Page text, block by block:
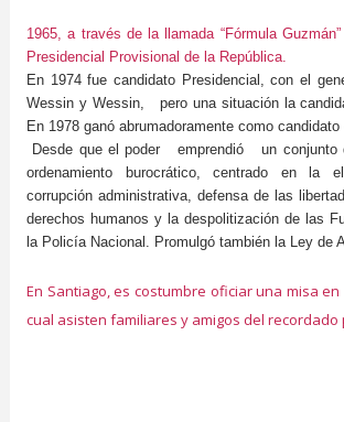
1965, a través de la llamada “Fórmula
Presidencial Provisional de la República.
En 1974 fue candidato Presidencial, con el
Wessin y Wessin, pero una situación la
En 1978 ganó abrumadoramente como candidato
Desde que el poder emprendió un conjunto
ordenamiento burocrático, centrado en la
corrupción administrativa, defensa de las
derechos humanos y la despolitización de las
la Policía Nacional. Promulgó también la Ley de
En Santiago, es costumbre oficiar una misa
cual asisten familiares y amigos del recordado